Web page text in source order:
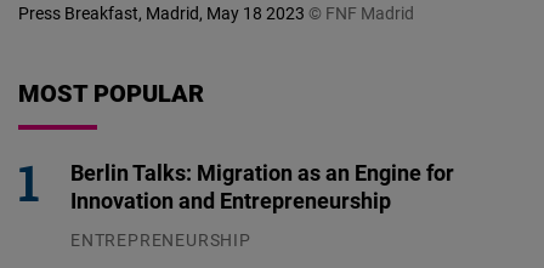
Press Breakfast, Madrid, May 18 2023 © FNF Madrid
MOST POPULAR
Berlin Talks: Migration as an Engine for
Innovation and Entrepreneurship
ENTREPRENEURSHIP